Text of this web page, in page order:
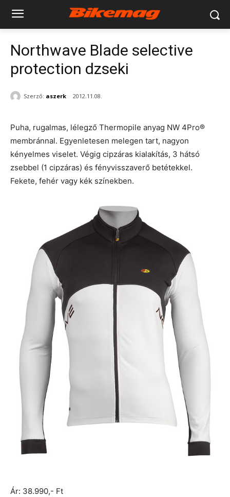
Northwave Blade selective
protection dzseki
Szerző: aszerk 2012.11.08.
Puha, rugalmas, lélegző Thermopile anyag NW 4Pro®
membránnal. Egyenletesen melegen tart, nagyon
kényelmes viselet. Végig cipzáras kialakítás, 3 hátsó
zsebbel (1 cipzáras) és fényvisszaverő betétekkel.
Fekete, fehér vagy kék színekben.
Ár: 38.990,- Ft